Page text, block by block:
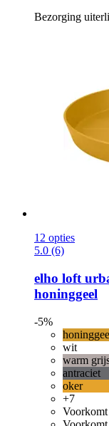
Bezorging
12 opties
5.0 (6)
elho loft
honinggeel
-5%
wit
warm
antraciet
oker
+7